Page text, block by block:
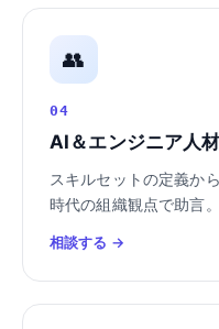
👥
04
AI＆エンジニア人
スキルセットの定義か
時代の組織観点で助言。
相談する →